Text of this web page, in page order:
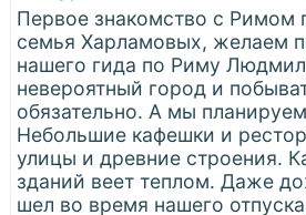
Первое знакомство с
семья Харламовых, желаем
нашего гида по Риму
невероятный город и
обязательно. А мы
Небольшие кафешки и
улицы и древние строения.
зданий веет теплом. Даже
шел во время нашего